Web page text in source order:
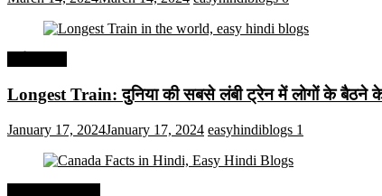
Longest Train: दुनिया की सबसे लंबी ट्रेन में लोगों के बैठने
January 17, 2024January 17, 2024 easyhindiblogs 1